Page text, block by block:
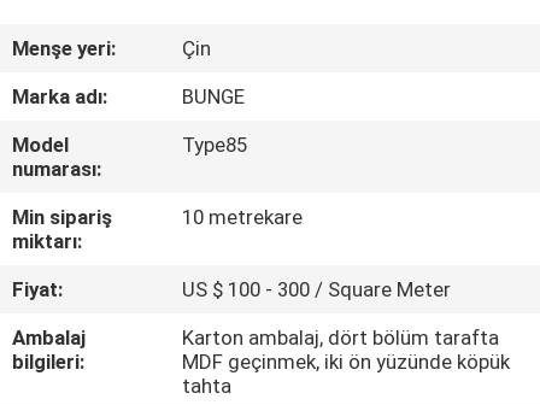
HAKKIMIZDA
FABRIKA
TURU
KALITE
KONTROL
Menşe yeri:
Çin
Marka adı:
BUNGE
Model
numarası:
Type85
Min sipariş
miktarı:
10 metrekare
Fiyat:
US $ 100 - 300 / Square Meter
Ambalaj
bilgileri:
Karton ambalaj, dört bölüm tarafta
MDF geçinmek, iki ön yüzünde köpük
tahta